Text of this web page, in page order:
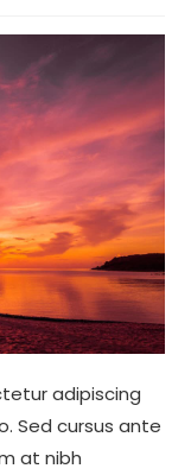
adipiscing
Sed cursus ante
at nibh